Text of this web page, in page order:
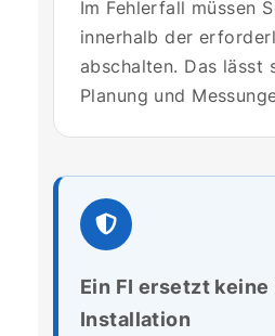
Im Fehlerfall müssen
innerhalb der
abschalten. Das lässt
Planung und
Ein FI ersetzt
Installation